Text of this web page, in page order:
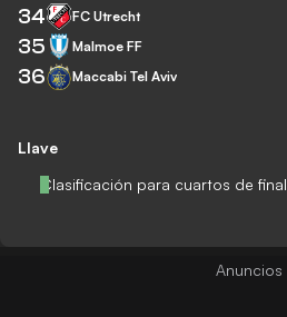
Llave
Clasificación para cuartos de final
34 FC Utrecht
35 Malmoe FF
36 Maccabi Tel Aviv